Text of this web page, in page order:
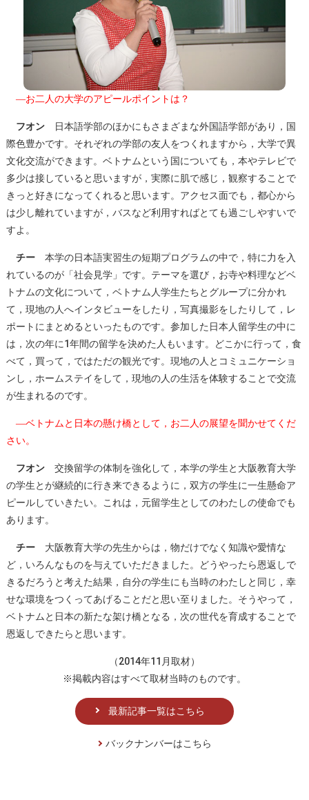
―お二人の大学のアピールポイントは？
フオン日本語学部のほかにもさまざまな外国語学部があり，国
際色豊かです。それぞれの学部の友人をつくれますから，大学で異
文化交流ができます。ベトナムという国についても，本やテレビで
多少は接していると思いますが，実際に肌で感じ，観察することで
きっと好きになってくれると思います。アクセス面でも，都心から
は少し離れていますが，バスなど利用すればとても過ごしやすいで
すよ。
チー本学の日本語実習生の短期プログラムの中で，特に力を入
れているのが「社会見学」です。テーマを選び，お寺や料理などベ
トナムの文化について，ベトナム人学生たちとグループに分かれ
て，現地の人へインタビューをしたり，写真撮影をしたりして，レ
ポートにまとめるといったものです。参加した日本人留学生の中に
は，次の年に1年間の留学を決めた人もいます。どこかに行って，食
べて，買って，ではただの観光です。現地の人とコミュニケーショ
ンし，ホームステイをして，現地の人の生活を体験することで交流
が生まれるのです。
―ベトナムと日本の懸け橋として，お二人の展望を聞かせてくだ
さい。
フオン交換留学の体制を強化して，本学の学生と大阪教育大学
の学生とが継続的に行き来できるように，双方の学生に一生懸命ア
ピールしていきたい。これは，元留学生としてのわたしの使命でも
あります。
チー大阪教育大学の先生からは，物だけでなく知識や愛情な
ど，いろんなものを与えていただきました。どうやったら恩返しで
きるだろうと考えた結果，自分の学生にも当時のわたしと同じ，幸
せな環境をつくってあげることだと思い至りました。そうやって，
ベトナムと日本の新たな架け橋となる，次の世代を育成することで
恩返しできたらと思います。
（2014年11月取材）
※掲載内容はすべて取材当時のものです。
最新記事一覧はこちら
バックナンバーはこちら